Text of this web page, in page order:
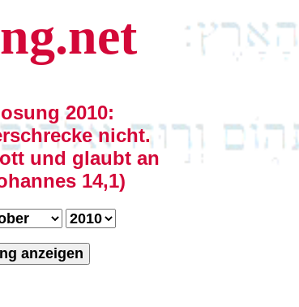
2010:
nicht.
und glaubt an
14,1)
anzeigen